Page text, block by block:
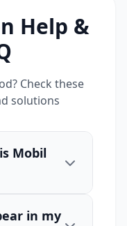
Help &
Check these
solutions
Mobil
in my